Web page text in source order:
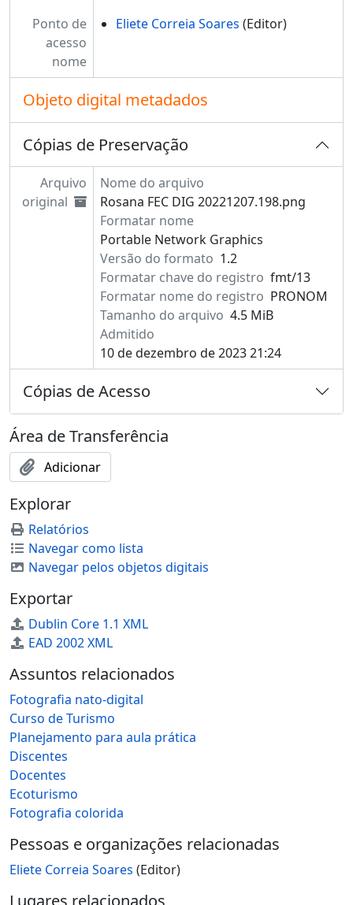
Ponto de
acesso
nome
Eliete Correia Soares (Editor)
Objeto digital metadados
Cópias de Preservação
Arquivo
original
Nome do arquivo
Rosana FEC DIG 20221207.198.png
Formatar nome
Portable Network Graphics
Versão do formato 1.2
Formatar chave do registro fmt/13
Formatar nome do registro PRONOM
Tamanho do arquivo 4.5 MiB
Admitido
10 de dezembro de 2023 21:24
Cópias de Acesso
Área de Transferência
Adicionar
Explorar
Relatórios
Navegar como lista
Navegar pelos objetos digitais
Exportar
Dublin Core 1.1 XML
EAD 2002 XML
Assuntos relacionados
Fotografia nato-digital
Curso de Turismo
Planejamento para aula prática
Discentes
Docentes
Ecoturismo
Fotografia colorida
Pessoas e organizações relacionadas
Eliete Correia Soares (Editor)